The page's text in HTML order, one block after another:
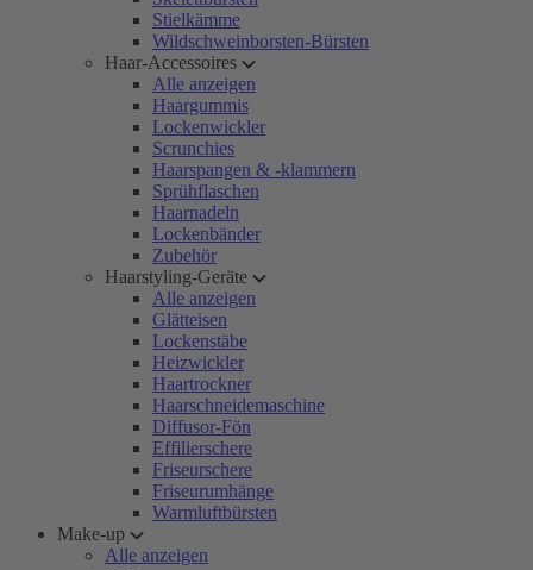
Stielkämme
Wildschweinborsten-Bürsten
Haar-Accessoires
Alle anzeigen
Haargummis
Lockenwickler
Scrunchies
Haarspangen & -klammern
Sprühflaschen
Haarnadeln
Lockenbänder
Zubehör
Haarstyling-Geräte
Alle anzeigen
Glätteisen
Lockenstäbe
Heizwickler
Haartrockner
Haarschneidemaschine
Diffusor-Fön
Effilierschere
Friseurschere
Friseurumhänge
Warmluftbürsten
Make-up
Alle anzeigen